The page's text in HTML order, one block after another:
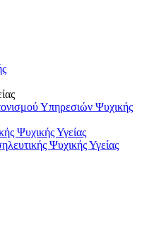
Υπηρεσιών Ψυχικής
Ψυχικής Υγείας
Ψυχικής Υγείας